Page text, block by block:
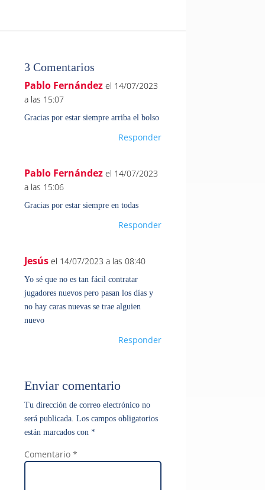
3 Comentarios
Pablo Fernández el 14/07/2023
a las 15:07
Gracias por estar siempre arriba el bolso
Responder
Pablo Fernández el 14/07/2023
a las 15:06
Gracias por estar siempre en todas
Responder
Jesús el 14/07/2023 a las 08:40
Yo sé que no es tan fácil contratar
jugadores nuevos pero pasan los días y
no hay caras nuevas se trae alguien
nuevo
Responder
Enviar comentario
Tu dirección de correo electrónico no
será publicada. Los campos obligatorios
están marcados con *
Comentario *